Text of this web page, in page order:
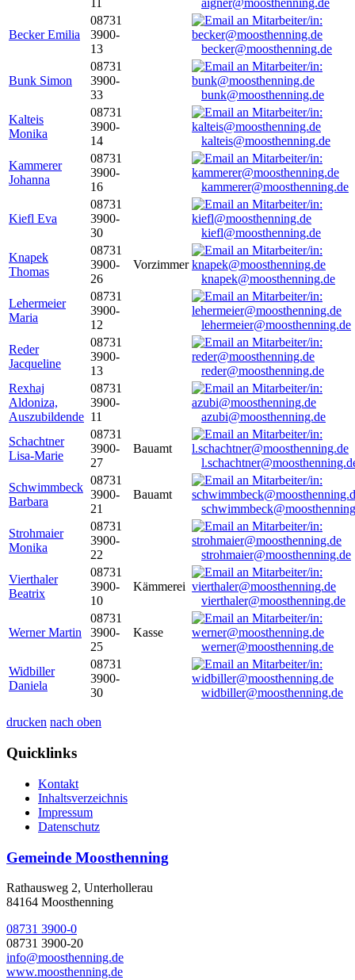
aigner@moosthenning.de
Becker Emilia
08731
3900-
13
becker@moosthenning.de
Bunk Simon
08731
3900-
33
bunk@moosthenning.de
Kalteis
Monika
08731
3900-
14
kalteis@moosthenning.de
Kammerer
Johanna
08731
3900-
16
kammerer@moosthenning.de
Kiefl Eva
08731
3900-
30
kiefl@moosthenning.de
Knapek
Thomas
08731
3900-
26
Vorzimmer
knapek@moosthenning.de
Lehermeier
Maria
08731
3900-
12
lehermeier@moosthenning.de
Reder
Jacqueline
08731
3900-
13
reder@moosthenning.de
Rexhaj
Aldoniza,
Auszubildende
08731
3900-
11
azubi@moosthenning.de
Schachtner
Lisa-Marie
08731
3900-
27
Bauamt
Schwimmbeck
Barbara
08731
3900-
21
Bauamt
Strohmaier
Monika
08731
3900-
22
strohmaier@moosthenning.de
Vierthaler
Beatrix
08731
3900-
10
Kämmerei
vierthaler@moosthenning.de
Werner Martin
08731
3900-
25
Kasse
werner@moosthenning.de
Widbiller
Daniela
08731
3900-
30
widbiller@moosthenning.de
drucken nach oben
Quicklinks
Kontakt
Inhaltsverzeichnis
Impressum
Datenschutz
Gemeinde Moosthenning
Rathausweg 2, Unterhollerau
84164 Moosthenning
08731 3900-0
08731 3900-20
info@moosthenning.de
www.moosthenning.de